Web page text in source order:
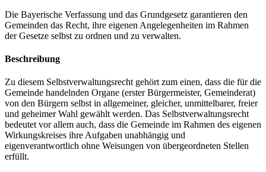
Die Bayerische Verfassung und das Grundgesetz garantieren den
Gemeinden das Recht, ihre eigenen Angelegenheiten im Rahmen
der Gesetze selbst zu ordnen und zu verwalten.
Beschreibung
Zu diesem Selbstverwaltungsrecht gehört zum einen, dass die für die
Gemeinde handelnden Organe (erster Bürgermeister, Gemeinderat)
von den Bürgern selbst in allgemeiner, gleicher, unmittelbarer, freier
und geheimer Wahl gewählt werden. Das Selbstverwaltungsrecht
bedeutet vor allem auch, dass die Gemeinde im Rahmen des eigenen
Wirkungskreises ihre Aufgaben unabhängig und
eigenverantwortlich ohne Weisungen von übergeordneten Stellen
erfüllt.